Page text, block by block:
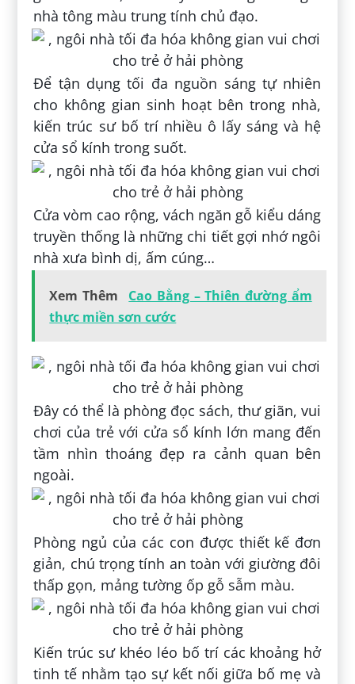
nhà tông màu trung tính chủ đạo.
Để tận dụng tối đa nguồn sáng tự nhiên
cho không gian sinh hoạt bên trong nhà,
kiến trúc sư bố trí nhiều ô lấy sáng và hệ
cửa sổ kính trong suốt.
Cửa vòm cao rộng, vách ngăn gỗ kiểu dáng
truyền thống là những chi tiết gợi nhớ ngôi
nhà xưa bình dị, ấm cúng…
Xem Thêm
Cao Bằng – Thiên đường ẩm
thực miền sơn cước
Đây có thể là phòng đọc sách, thư giãn, vui
chơi của trẻ với cửa sổ kính lớn mang đến
tầm nhìn thoáng đẹp ra cảnh quan bên
ngoài.
Phòng ngủ của các con được thiết kế đơn
giản, chú trọng tính an toàn với giường đôi
thấp gọn, mảng tường ốp gỗ sẫm màu.
Kiến trúc sư khéo léo bố trí các khoảng hở
tinh tế nhằm tạo sự kết nối giữa bố mẹ và